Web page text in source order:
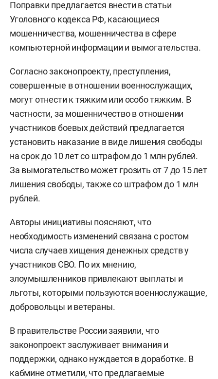
Поправки предлагается внести в статьи
Уголовного кодекса РФ, касающиеся
мошенничества, мошенничества в сфере
компьютерной информации и вымогательства.
Согласно законопроекту, преступления,
совершенные в отношении военнослужащих,
могут отнести к тяжким или особо тяжким. В
частности, за мошенничество в отношении
участников боевых действий предлагается
установить наказание в виде лишения свободы
на срок до 10 лет со штрафом до 1 млн рублей.
За вымогательство может грозить от 7 до 15 лет
лишения свободы, также со штрафом до 1 млн
рублей.
Авторы инициативы поясняют, что
необходимость изменений связана с ростом
числа случаев хищения денежных средств у
участников СВО. По их мнению,
злоумышленников привлекают выплаты и
льготы, которыми пользуются военнослужащие,
добровольцы и ветераны.
В правительстве России заявили, что
законопроект заслуживает внимания и
поддержки, однако нуждается в доработке. В
кабмине отметили, что предлагаемые